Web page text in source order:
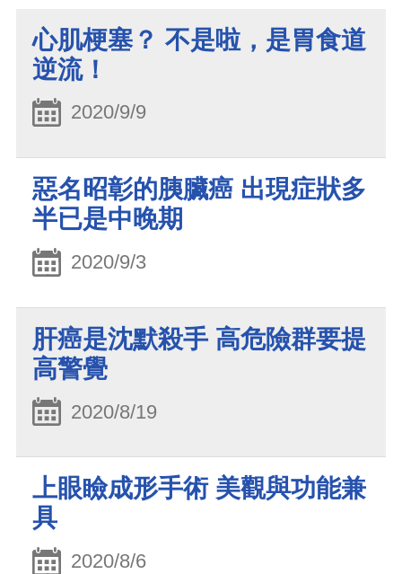
心肌梗塞？ 不是啦，是胃食道
逆流！
2020/9/9
惡名昭彰的胰臟癌 出現症狀多
半已是中晚期
2020/9/3
肝癌是沈默殺手 高危險群要提
高警覺
2020/8/19
上眼瞼成形手術 美觀與功能兼
具
2020/8/6